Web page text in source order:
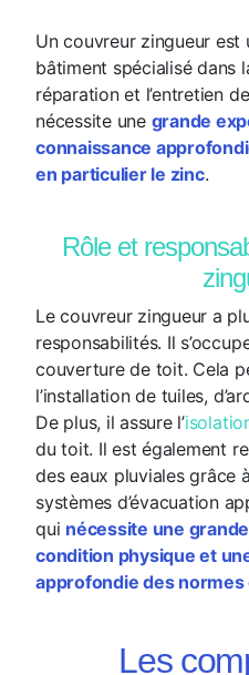
Un couvreur zingueur est
bâtiment spécialisé dans
réparation et l’entretien
nécessite une grande
connaissance
en particulier le zinc.
Rôle et
Le couvreur zingueur a
responsabilités. Il
couverture de toit. Cela
l’installation de tuiles,
De plus, il assure l’
du toit. Il est également
des eaux pluviales grâce
systèmes d’évacuation
qui nécessite une
condition physique et
approfondie des
Les